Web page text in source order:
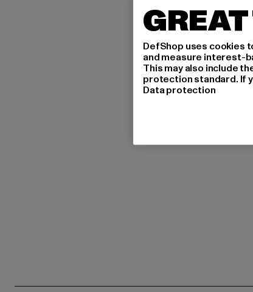
DefShop uses cookies
and measure interest-
This may also include
protection standard. If
Data protection